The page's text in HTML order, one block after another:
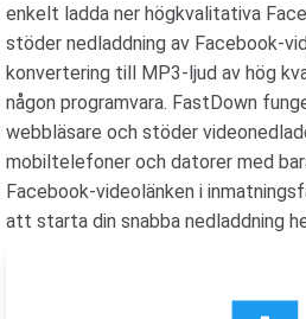
enkelt ladda ner högkvalitativa
stöder nedladdning av Facebook-
konvertering till MP3-ljud av hög
någon programvara. FastDown
webbläsare och stöder
mobiltelefoner och datorer med
Facebook-videolänken i
att starta din snabba nedladdning